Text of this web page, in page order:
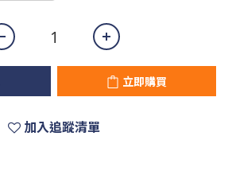
立即購買
加入追蹤清單